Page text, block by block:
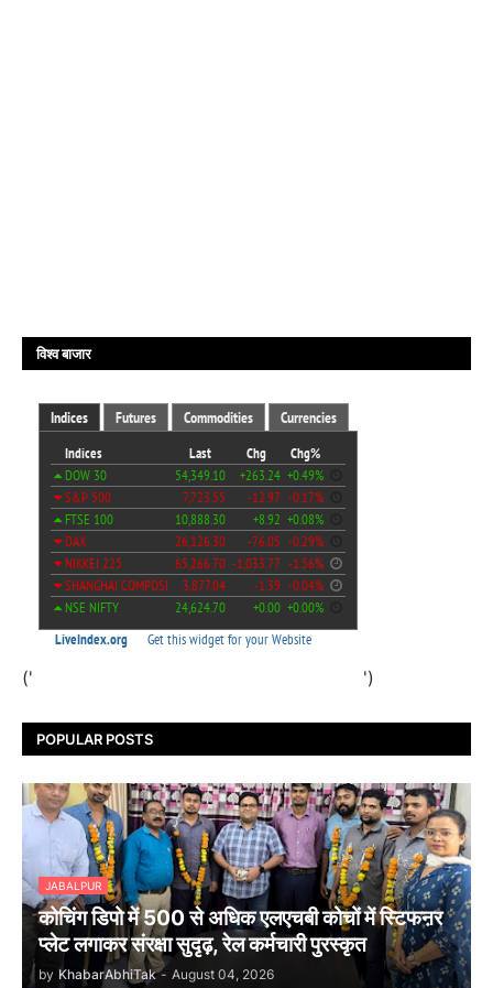
विश्व बाजार
(' ')
POPULAR POSTS
JABALPUR
कोचिंग डिपो में 500 से अधिक एलएचबी कोचों में स्टिफऩर
प्लेट लगाकर संरक्षा सुदृढ़, रेल कर्मचारी पुरस्कृत
by KhabarAbhiTak - August 04, 2026